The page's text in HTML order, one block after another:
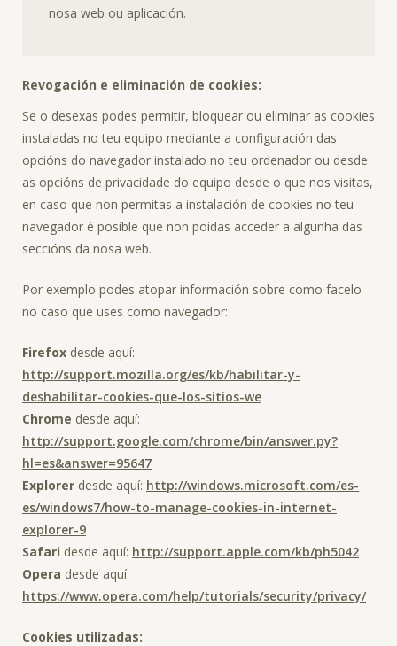
nosa web ou aplicación.
Revogación e eliminación de cookies:
Se o desexas podes permitir, bloquear ou eliminar as cookies
instaladas no teu equipo mediante a configuración das
opcións do navegador instalado no teu ordenador ou desde
as opcións de privacidade do equipo desde o que nos visitas,
en caso que non permitas a instalación de cookies no teu
navegador é posible que non poidas acceder a algunha das
seccións da nosa web.
Por exemplo podes atopar información sobre como facelo
no caso que uses como navegador:
Firefox desde aquí:
http://support.mozilla.org/es/kb/habilitar-y-
deshabilitar-cookies-que-los-sitios-we
Chrome desde aquí:
http://support.google.com/chrome/bin/answer.py?
hl=es&answer=95647
Explorer desde aquí: http://windows.microsoft.com/es-
es/windows7/how-to-manage-cookies-in-internet-
explorer-9
Safari desde aquí: http://support.apple.com/kb/ph5042
Opera desde aquí:
https://www.opera.com/help/tutorials/security/privacy/
Cookies utilizadas: